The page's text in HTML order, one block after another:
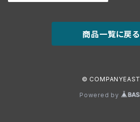
商品一覧に戻る
© COMPANYEAST
Powered by